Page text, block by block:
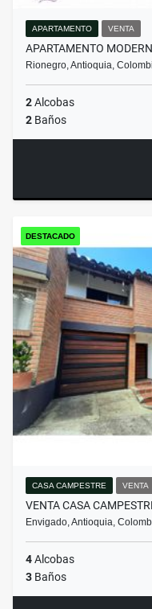
APARTAMENTO VENTA
APARTAMENTO
Rionegro, Antioquia,
2Alcobas
2 Baños
DESTACADO
CASA CAMPESTRE VENTA
VENTA CASA
Envigado, Antioquia,
4Alcobas
3 Baños